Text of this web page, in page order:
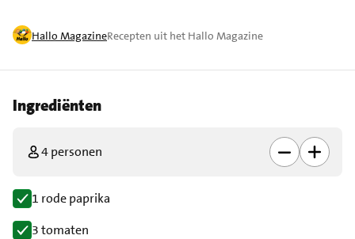
Hallo MagazineRecepten uit het Hallo Magazine
Ingrediënten
4 personen
1 rode paprika
3 tomaten